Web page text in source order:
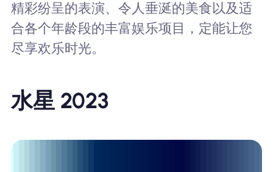
精彩纷呈的表演、令人垂涎的美食以及适
合各个年龄段的丰富娱乐项目，定能让您
尽享欢乐时光。
水星 2023